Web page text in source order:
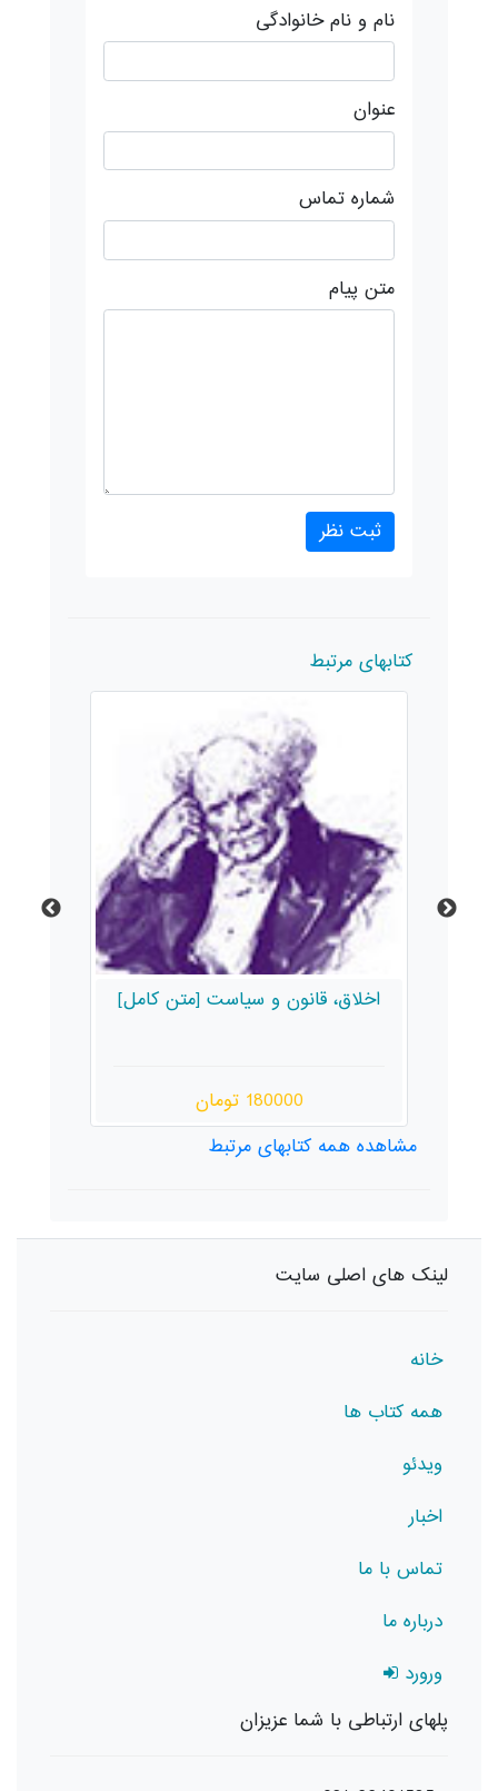
نام و نام خانوادگی
عنوان
شماره تماس
متن پیام
کتابهای مرتبط
اخلاق، قانون و سیاست [متن کامل]
180000 تومان
مشاهده همه کتابهای مرتبط
لینک های اصلی سایت
خانه
همه کتاب ها
ویدئو
اخبار
تماس با ما
درباره ما
ورورد
پلهای ارتباطی با شما عزیزان